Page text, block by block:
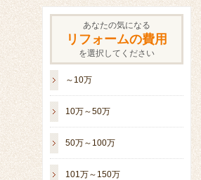
あなたの気になる
リフォームの費用
を選択してください
～10万
10万～50万
50万～100万
101万～150万